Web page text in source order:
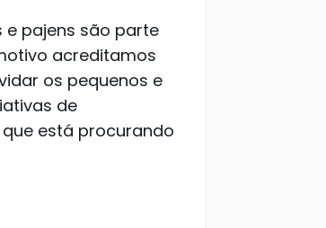
pajens são parte
acreditamos
os pequenos e
de
está procurando